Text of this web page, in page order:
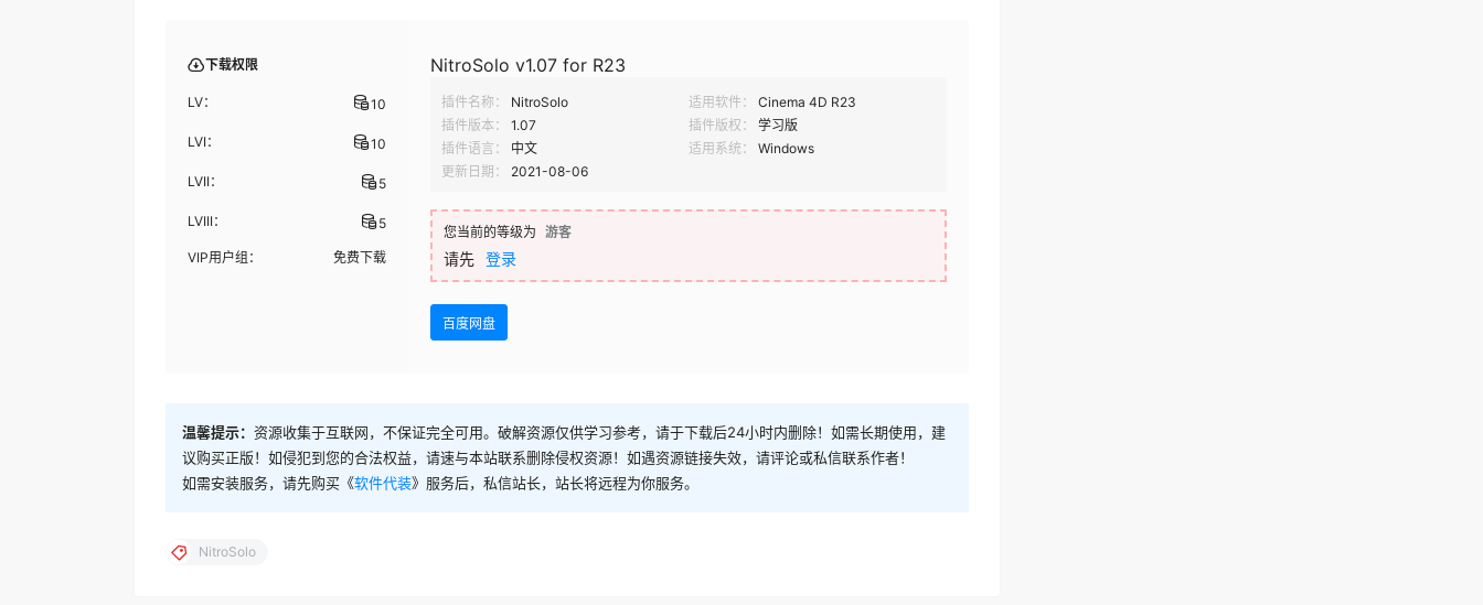
下载权限
LV： 10
LVI： 10
LVII： 5
LVIII： 5
VIP用户组： 免费下载
NitroSolo v1.07 for R23
插件名称： NitroSolo 适用软件：
Cinema 4D R23
插件版本：
1.07 插件版权：
学习版
插件语言：
中文 适用系统：
Windows
更新日期：
2021-08-06
您当前的等级为 游客
请先 登录
百度网盘
温馨提示： 资源收集于互联网，不保证完全可用。破解资源仅供学习参考，请于下载后24小时内删除！如需长期使用，建
议购买正版！如侵犯到您的合法权益，请速与本站联系删除侵权资源！如遇资源链接失效，请评论或私信联系作者！
如需安装服务，请先购买《软件代装》服务后，私信站长，站长将远程为你服务。
NitroSolo